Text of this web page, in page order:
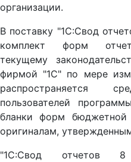
организации.
В поставку "1С:Свод
комплект форм
текущему
фирмой "1С" по мере
распространяется
пользователей
бланки форм бюджетной
оригиналам,
"1С:Свод отчетов